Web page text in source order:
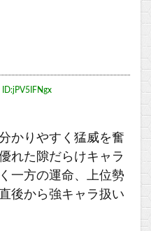
かりやすく猛威を奮
れた隙だらけキャラ
一方の運命、上位勢
後から強キャラ扱い